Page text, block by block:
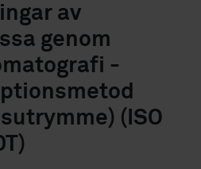
av
genom
-
(ISO